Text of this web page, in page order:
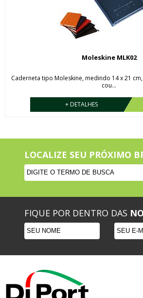
Moleskine MLK02
Caderneta tipo Moleskine, medindo 14 x 21
cou...
+ DETALHES
LOCALIZE SEU PRÓXIMO
FIQUE POR DENTRO DAS